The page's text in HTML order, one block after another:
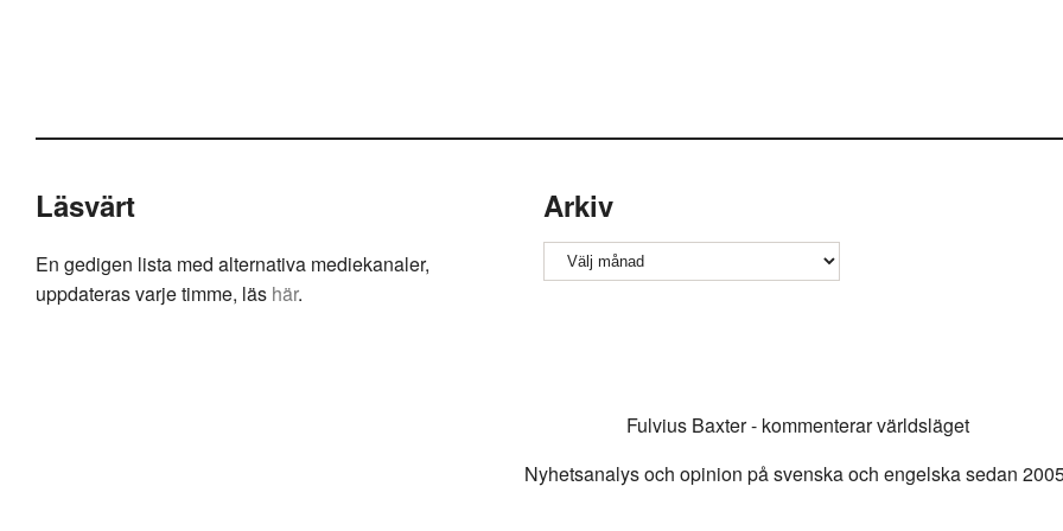
Läsvärt
En gedigen lista med alternativa mediekanaler,
uppdateras varje timme, läs här.
Arkiv
Arkiv
Fulvius Baxter - kommenterar världsläget
Nyhetsanalys och opinion på svenska och engelska sedan